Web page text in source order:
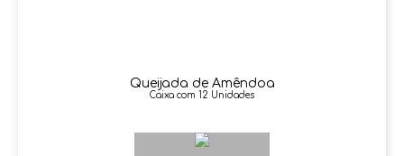
Queijada de Amêndoa
Caixa com 12 Unidades